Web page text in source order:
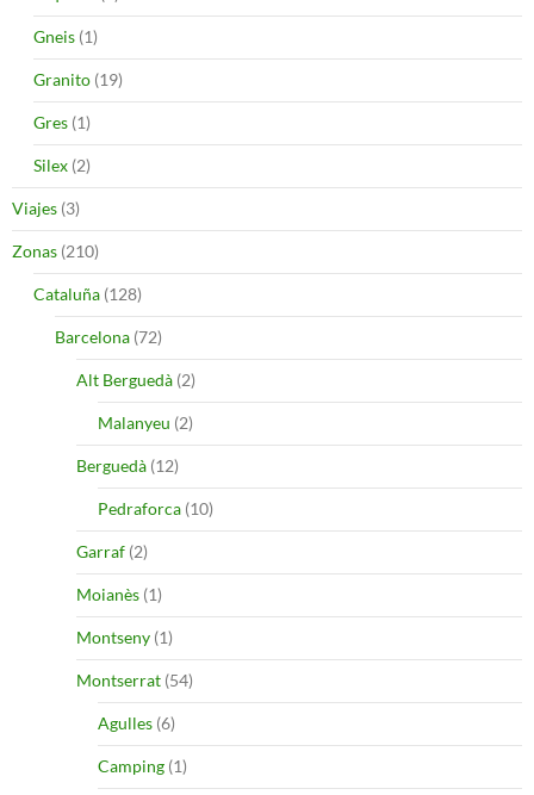
Gneis (1)
Granito (19)
Gres (1)
Silex (2)
Viajes (3)
Zonas (210)
Cataluña (128)
Barcelona (72)
Alt Berguedà (2)
Malanyeu (2)
Berguedà (12)
Pedraforca (10)
Garraf (2)
Moianès (1)
Montseny (1)
Montserrat (54)
Agulles (6)
Camping (1)